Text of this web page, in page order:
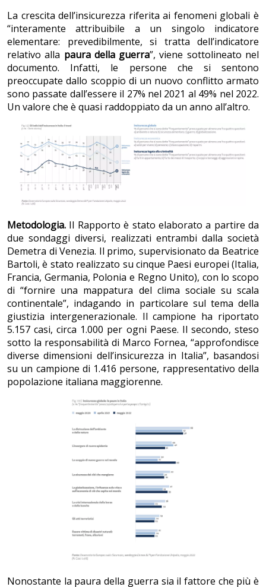
La crescita dell’insicurezza riferita ai fenomeni globali è
“interamente attribuibile a un singolo indicatore
elementare: prevedibilmente, si tratta dell’indicatore
relativo alla paura della guerra”, viene sottolineato nel
documento. Infatti, le persone che si sentono
preoccupate dallo scoppio di un nuovo conflitto armato
sono passate dall’essere il 27% nel 2021 al 49% nel 2022.
Un valore che è quasi raddoppiato da un anno all’altro.
Metodologia. Il Rapporto è stato elaborato a partire da
due sondaggi diversi, realizzati entrambi dalla società
Demetra di Venezia. Il primo, supervisionato da Beatrice
Bartoli, è stato realizzato su cinque Paesi europei (Italia,
Francia, Germania, Polonia e Regno Unito), con lo scopo
di “fornire una mappatura del clima sociale su scala
continentale”, indagando in particolare sul tema della
giustizia intergenerazionale. Il campione ha riportato
5.157 casi, circa 1.000 per ogni Paese. Il secondo, steso
sotto la responsabilità di Marco Fornea, “approfondisce
diverse dimensioni dell’insicurezza in Italia”, basandosi
su un campione di 1.416 persone, rappresentativo della
popolazione italiana maggiorenne.
Nonostante la paura della guerra sia il fattore che più è